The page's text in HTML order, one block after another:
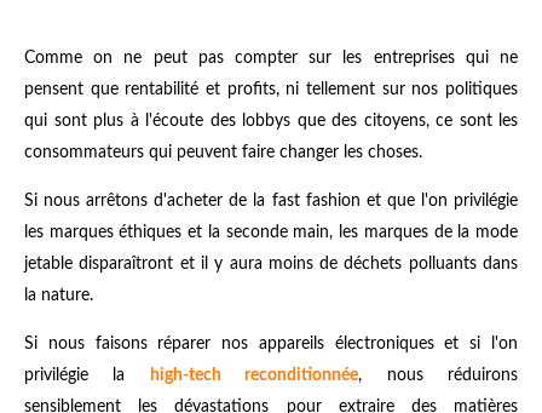
Comme on ne peut pas compter sur les entreprises qui ne
pensent que rentabilité et profits, ni tellement sur nos politiques
qui sont plus à l'écoute des lobbys que des citoyens, ce sont les
consommateurs qui peuvent faire changer les choses.
Si nous arrêtons d'acheter de la fast fashion et que l'on privilégie
les marques éthiques et la seconde main, les marques de la mode
jetable disparaîtront et il y aura moins de déchets polluants dans
la nature.
Si nous faisons réparer nos appareils électroniques et si l'on
privilégie la
high-tech reconditionnée, nous réduirons
sensiblement les dévastations pour extraire des matières